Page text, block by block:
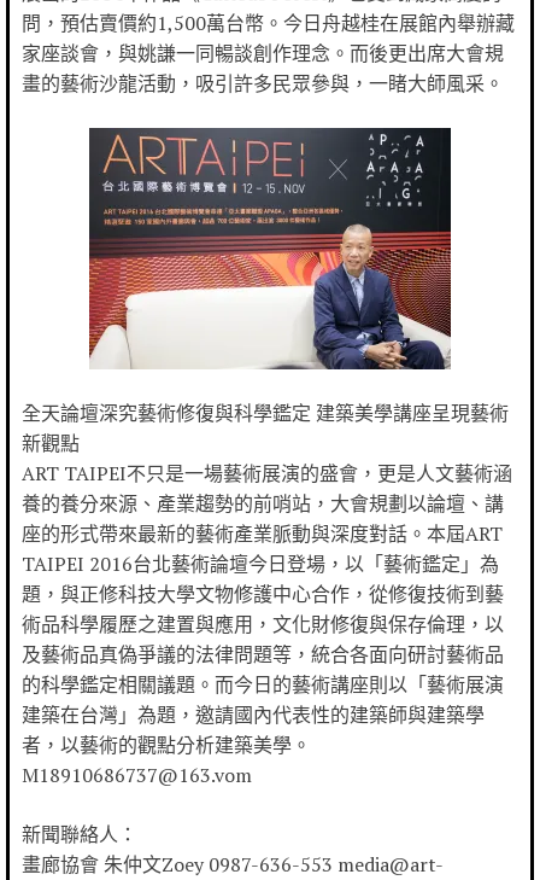
問，預估賣價約1,500萬台幣。今日舟越桂在展館內舉辦藏
家座談會，與姚謙一同暢談創作理念。而後更出席大會規
畫的藝術沙龍活動，吸引許多民眾參與，一睹大師風采。
全天論壇深究藝術修復與科學鑑定 建築美學講座呈現藝術
新觀點
ART TAIPEI不只是一場藝術展演的盛會，更是人文藝術涵
養的養分來源、產業趨勢的前哨站，大會規劃以論壇、講
座的形式帶來最新的藝術產業脈動與深度對話。本屆ART
TAIPEI 2016台北藝術論壇今日登場，以「藝術鑑定」為
題，與正修科技大學文物修護中心合作，從修復技術到藝
術品科學履歷之建置與應用，文化財修復與保存倫理，以
及藝術品真偽爭議的法律問題等，統合各面向研討藝術品
的科學鑑定相關議題。而今日的藝術講座則以「藝術展演
建築在台灣」為題，邀請國內代表性的建築師與建築學
者，以藝術的觀點分析建築美學。
M18910686737@163.vom
新聞聯絡人：
畫廊協會 朱仲文Zoey 0987-636-553 media@art-